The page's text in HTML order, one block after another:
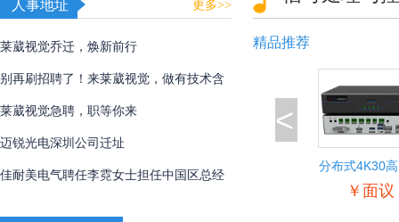
人事地址 更多>>
莱葳视觉乔迁，焕新前行
别再刷招聘了！来莱葳视觉，做有技术含
量的事
莱葳视觉急聘，职等你来
迈锐光电深圳公司迁址
佳耐美电气聘任李霓女士担任中国区总经
精品推荐
<
分布式4K30
￥面议